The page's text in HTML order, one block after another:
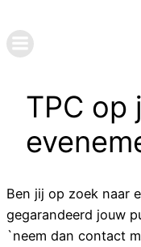
naar
de
TPC op
Ben jij op zoek naar
gegarandeerd jouw
`neem dan contact